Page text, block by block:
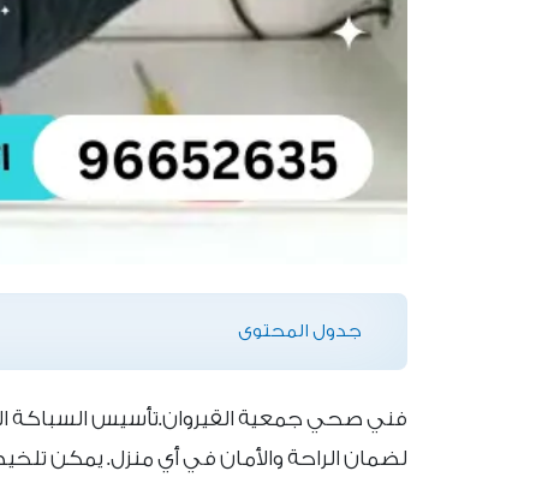
جدول المحتوى
فني صحي جمعية القيروان.تأسيس السباكة
لضمان الراحة والأمان في أي منزل. يمكن